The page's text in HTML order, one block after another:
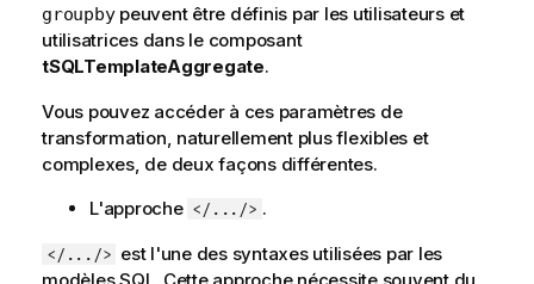
groupbypeuvent être définis par les utilisateurs et
utilisatrices dans le composant
tSQLTemplateAggregate.
Vous pouvez accéder à ces paramètres de
transformation, naturellement plus flexibles et
complexes, de deux façons différentes.
L'approche </.../> .
</.../> est l'une des syntaxes utilisées par les